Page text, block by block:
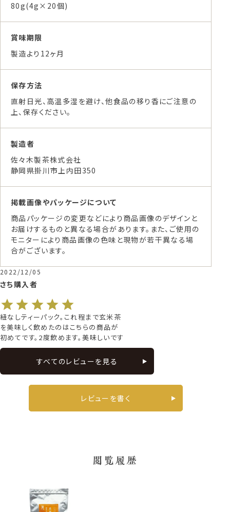
80g(4g×20個)
賞味期限
製造より12ヶ月
保存方法
直射日光、高温多湿を避け、他食品の移り香にご注意の
上、保存ください。
製造者
佐々木製茶株式会社
静岡県掛川市上内田350
掲載画像やパッケージについて
商品パッケージの変更などにより商品画像のデザインと
お届けするものと異なる場合があります。また、ご使用の
モニターにより商品画像の色味と現物が若干異なる場
合がございます。
さち購入者
2022/12/05
紐なしティーパック。これ程まで玄米茶
を美味しく飲めたのはこちらの商品が
初めてです。2度飲めます。美味しいです
すべてのレビューを見る
レビューを書く
閲覧履歴